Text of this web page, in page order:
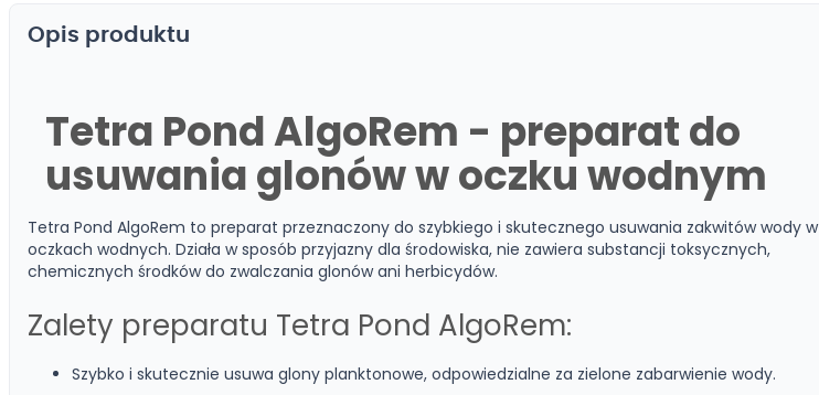
Opis produktu
Tetra Pond AlgoRem - preparat do
usuwania glonów w oczku wodnym
Tetra Pond AlgoRem to preparat przeznaczony do szybkiego i skutecznego usuwania zakwitów wody w
oczkach wodnych. Działa w sposób przyjazny dla środowiska, nie zawiera substancji toksycznych,
chemicznych środków do zwalczania glonów ani herbicydów.
Zalety preparatu Tetra Pond AlgoRem:
Szybko i skutecznie usuwa glony planktonowe, odpowiedzialne za zielone zabarwienie wody.